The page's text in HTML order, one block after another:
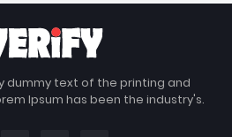
dummy text of the printing and
Ipsum has been the industry's.